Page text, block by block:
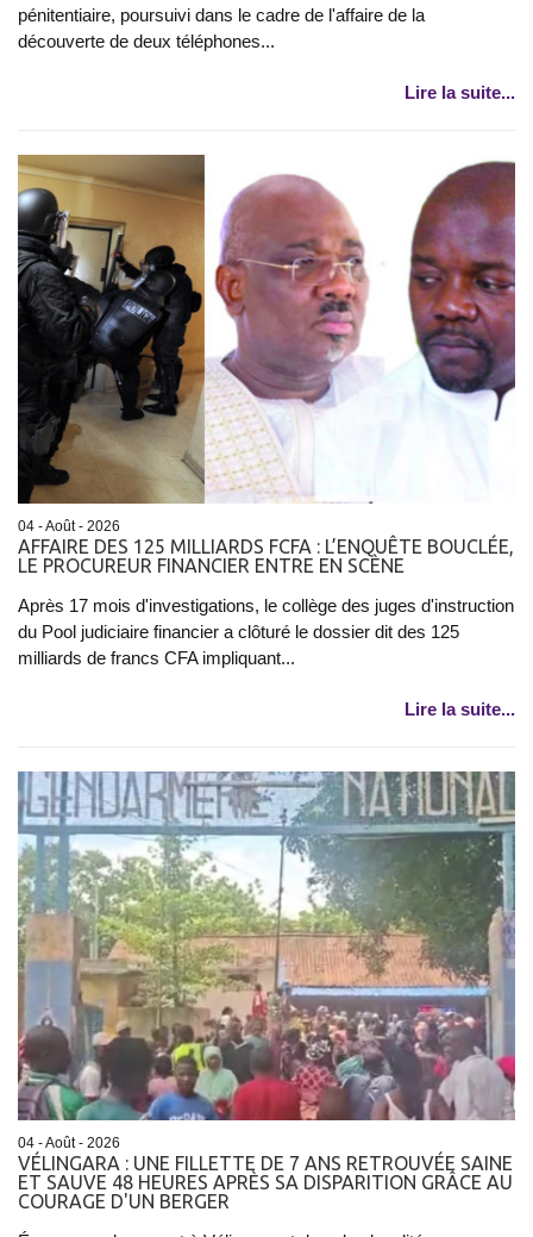
pénitentiaire, poursuivi dans le cadre de l'affaire de la
découverte de deux téléphones...
Lire la suite...
04 - Août - 2026
AFFAIRE DES 125 MILLIARDS FCFA : L’ENQUÊTE BOUCLÉE,
LE PROCUREUR FINANCIER ENTRE EN SCÈNE
Après 17 mois d'investigations, le collège des juges d'instruction
du Pool judiciaire financier a clôturé le dossier dit des 125
milliards de francs CFA impliquant...
Lire la suite...
04 - Août - 2026
VÉLINGARA : UNE FILLETTE DE 7 ANS RETROUVÉE SAINE
ET SAUVE 48 HEURES APRÈS SA DISPARITION GRÂCE AU
COURAGE D'UN BERGER